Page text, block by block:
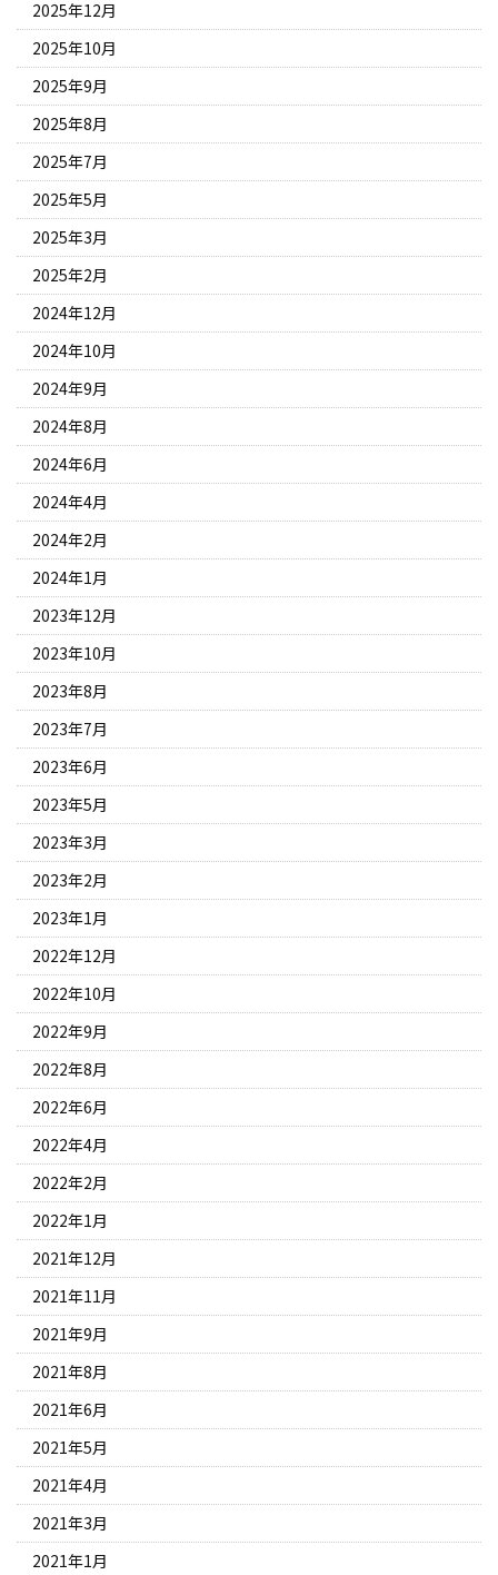
2025年12月
2025年10月
2025年9月
2025年8月
2025年7月
2025年5月
2025年3月
2025年2月
2024年12月
2024年10月
2024年9月
2024年8月
2024年6月
2024年4月
2024年2月
2024年1月
2023年12月
2023年10月
2023年8月
2023年7月
2023年6月
2023年5月
2023年3月
2023年2月
2023年1月
2022年12月
2022年10月
2022年9月
2022年8月
2022年6月
2022年4月
2022年2月
2022年1月
2021年12月
2021年11月
2021年9月
2021年8月
2021年6月
2021年5月
2021年4月
2021年3月
2021年1月